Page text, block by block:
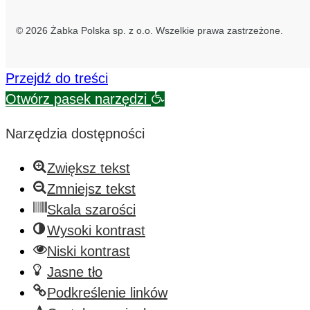
© 2026 Żabka Polska sp. z o.o. Wszelkie prawa zastrzeżone.
Przejdź do treści
Otwórz pasek narzędzi
Narzędzia dostępności
Zwiększ tekst
Zmniejsz tekst
Skala szarości
Wysoki kontrast
Niski kontrast
Jasne tło
Podkreślenie linków